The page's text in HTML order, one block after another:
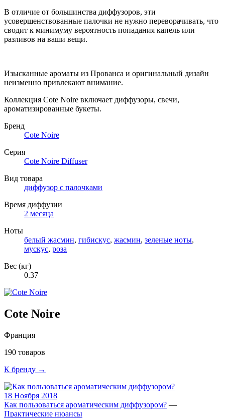
В отличие от большинства диффузоров, эти
усовершенствованные палочки не нужно переворачивать, что
сводит к минимуму вероятность попадания капель или
разливов на ваши вещи.
Изысканные ароматы из Прованса и оригинальный дизайн
неизменно привлекают внимание.
Коллекция Cote Noire включает диффузоры, свечи,
ароматизированные букеты.
Бренд
Cote Noire
Серия
Cote Noire Diffuser
Вид товара
диффузор с палочками
Время диффузии
2 месяца
Ноты
белый жасмин, гибискус, жасмин, зеленые ноты,
мускус, роза
Вес (кг)
0.37
Cote Noire
Франция
190 товаров
К бренду →
18 Ноября 2018
Как пользоваться ароматическим диффузором? —
Практические нюансы